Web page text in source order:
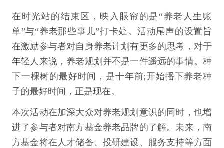
在时光站的结束区，映入眼帘的是“养老人生账
单”与“养老那些事儿”打卡处。活动尾声的设置旨
在激励参与者对自身养老计划有更多的思考，对于
年轻人来说，养老规划并不是一件遥远的事情。种
下一棵树的最好时间，是十年前;开始播下养老种
子的最好时间，正是现在。
本次活动在加深大众对养老规划意识的同时，也增
进了参与者对南方基金养老品牌的了解。未来，南
方基金将在人才储备、投研建设、服务支持等方面